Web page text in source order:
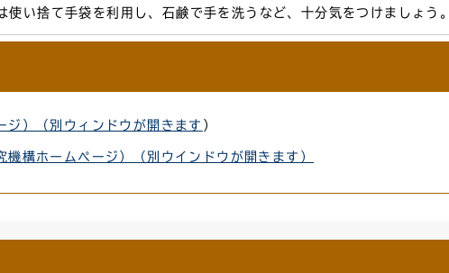
い捨て手袋を利用し、石鹸で手を洗うなど、十分気をつけましょう。
ジ）（別ウィンドウが開きます ）
構ホームページ）（別ウインドウが開きます）